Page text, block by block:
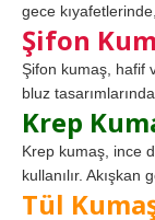
gece
Şifon
Şifon kumaş, hafif
bluz
Krep
Krep kumaş, ince
kullanılır.
Tül